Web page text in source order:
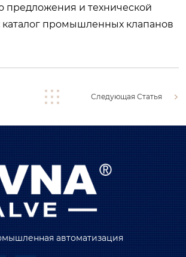
предложения и технической
каталог промышленных клапанов
Следующая Статья
автоматизация